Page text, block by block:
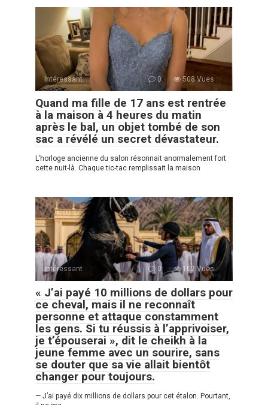
Intéressant 0 508 Vues :
Quand ma fille de 17 ans est rentrée
à la maison à 4 heures du matin
après le bal, un objet tombé de son
sac a révélé un secret dévastateur.
L’horloge ancienne du salon résonnait anormalement fort
cette nuit-là. Chaque tic-tac remplissait la maison
Intéressant 0 102 Vues :
« J’ai payé 10 millions de dollars pour
ce cheval, mais il ne reconnaît
personne et attaque constamment
les gens. Si tu réussis à l’apprivoiser,
je t’épouserai », dit le cheikh à la
jeune femme avec un sourire, sans
se douter que sa vie allait bientôt
changer pour toujours.
— J’ai payé dix millions de dollars pour cet étalon. Pourtant,